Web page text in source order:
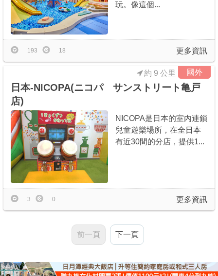
玩。像這個...
更多資訊
193 18
國外
約 9 公里
日本-NICOPA(ニコパ サンストリート亀戸
店)
NICOPA是日本的室內連鎖
兒童遊樂場所，在全日本
有近30間的分店，提供1...
更多資訊
3 0
前一頁 下一頁